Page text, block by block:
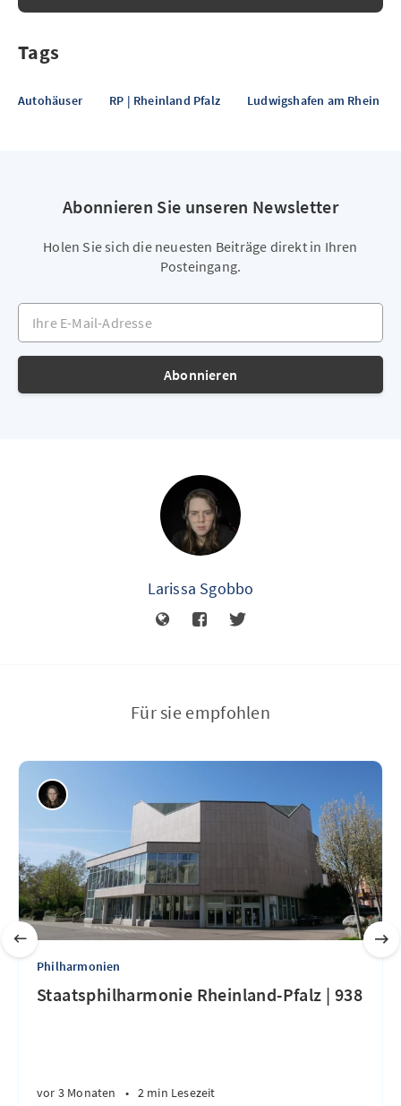
Tags
Autohäuser RP | Rheinland Pfalz Ludwigshafen am Rhein
Abonnieren Sie unseren Newsletter
Holen Sie sich die neuesten Beiträge direkt in Ihren
Posteingang.
Ihre E-Mail-Adresse
Abonnieren
Larissa Sgobbo
Für sie empfohlen
Philharmonien
Staatsphilharmonie Rheinland-Pfalz | 938
vor 3 Monaten • 2 min Lesezeit